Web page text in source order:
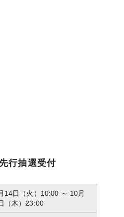
行抽選受付
14日（火）10:00 ～ 10月
（木）23:00